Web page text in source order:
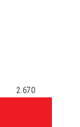
2.670